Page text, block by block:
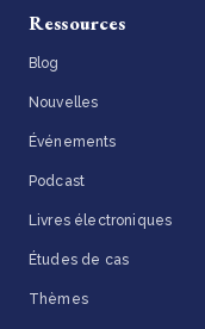
Ressources
Blog
Nouvelles
Événements
Podcast
Livres électroniques
Études de cas
Thèmes